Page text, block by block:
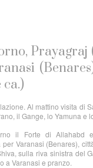
ca.)
Al mattino visita di
il Gange, lo Yamuna e
il Forte di Allahabd
per Varanasi (Benares),
sulla riva sinistra del
a Varanasi e pranzo.